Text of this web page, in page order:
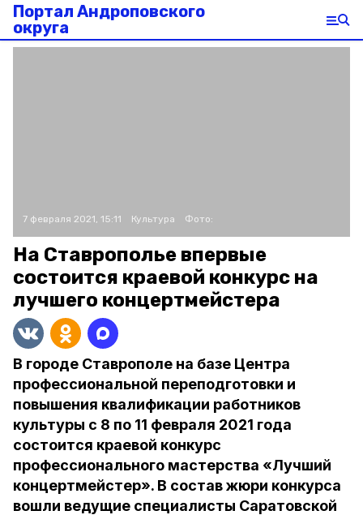
Портал Андроповского
округа
7 февраля 2021, 15:11 Культура Фото:
На Ставрополье впервые
состоится краевой конкурс на
лучшего концертмейстера
В городе Ставрополе на базе Центра
профессиональной переподготовки и
повышения квалификации работников
культуры с 8 по 11 февраля 2021 года
состоится краевой конкурс
профессионального мастерства «Лучший
концертмейстер». В состав жюри конкурса
вошли ведущие специалисты Саратовской